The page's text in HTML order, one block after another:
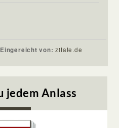
Eingereicht von:zitate.de